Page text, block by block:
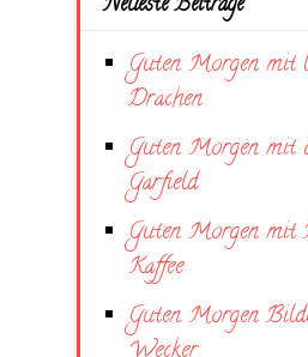
Guten Morgen mit
Drachen
Guten Morgen mit
Garfield
Guten Morgen mit
Kaffee
Guten Morgen